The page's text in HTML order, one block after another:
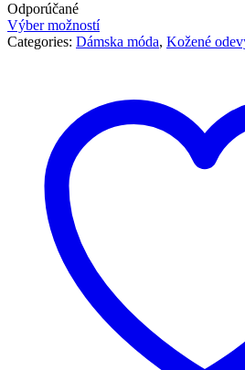
Odporúčané
Výber možností
Categories: Dámska móda, Kožené